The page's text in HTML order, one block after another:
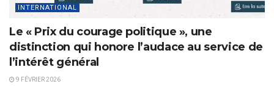
INTERNATIONAL
Le « Prix du courage politique », une
distinction qui honore l’audace au service de
l’intérêt général
9 FÉVRIER 2026